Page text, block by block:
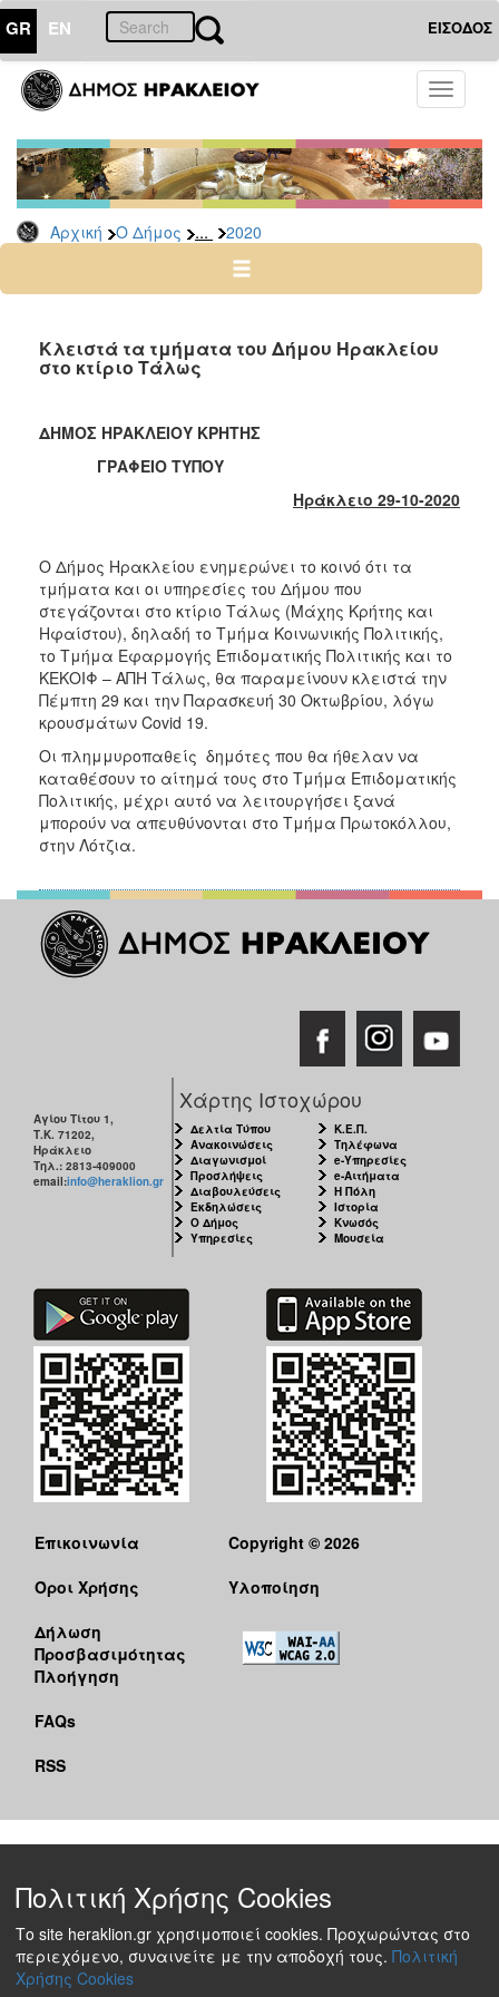
GR EN ΕΙΣΟΔΟΣ
Toggle
Αρχική Ο Δήμος ... 2020
ΔΗΜΟΣ
Δελτία
Τύπου
Αρχείο
2026
2024
2022
2020
2019
2016
2015
2013
2012
2011
2010
2006
ΤΟΠΟΣ
ΠΟΛΙΤΙΣΜΟΣ
Κλειστά τα τμήματα του Δήμου Ηρακλείου
στο κτίριο Τάλως
ΔΗΜΟΣ ΗΡΑΚΛΕΙΟΥ ΚΡΗΤΗΣ
ΓΡΑΦΕΙΟ ΤΥΠΟΥ
Ηράκλειο 29-10-2020
Ο Δήμος Ηρακλείου ενημερώνει το κοινό ότι τα
τμήματα και οι υπηρεσίες του Δήμου που
στεγάζονται στο κτίριο Τάλως (Μάχης Κρήτης και
Ηφαίστου), δηλαδή το Τμήμα Κοινωνικής Πολιτικής,
το Τμήμα Εφαρμογής Επιδοματικής Πολιτικής και το
ΚΕΚΟΙΦ – ΑΠΗ Τάλως, θα παραμείνουν κλειστά την
Πέμπτη 29 και την Παρασκευή 30 Οκτωβρίου, λόγω
κρουσμάτων Covid 19.
Οι πλημμυροπαθείς δημότες που θα ήθελαν να
καταθέσουν το αίτημά τους στο Τμήμα Επιδοματικής
Πολιτικής, μέχρι αυτό να λειτουργήσει ξανά
μπορούν να απευθύνονται στο Τμήμα Πρωτοκόλλου,
στην Λότζια.
Αγίου Τίτου 1,
Τ.Κ. 71202,
Ηράκλειο
Τηλ.: 2813-409000
email:info@heraklion.gr
Χάρτης Ιστοχώρου
Δελτία Τύπου
Ανακοινώσεις
Διαγωνισμοί
Προσλήψεις
Διαβουλεύσεις
Εκδηλώσεις
Ο Δήμος
Υπηρεσίες
Κ.Ε.Π.
Τηλέφωνα
e-Υπηρεσίες
e-Αιτήματα
Η Πόλη
Ιστορία
Κνωσός
Μουσεία
Επικοινωνία
Όροι Χρήσης
Δήλωση
Προσβασιμότητας
Πλοήγηση
FAQs
RSS
Copyright © 2026
Υλοποίηση
Πολιτική Χρήσης Cookies
Το site heraklion.gr χρησιμοποιεί cookies. Προχωρώντας στο
περιεχόμενο, συναινείτε με την αποδοχή τους. Πολιτική
Χρήσης Cookies